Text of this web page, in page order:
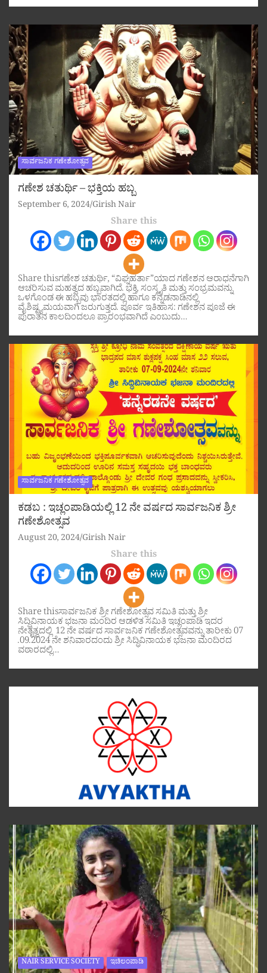
ಸಾರ್ವಜನಿಕ ಗಣೇಶೋತ್ಸವ
ಗಣೇಶ ಚತುರ್ಥಿ – ಭಕ್ತಿಯ ಹಬ್ಬ
September 6, 2024 Girish Nair
Share this
Share thisಗಣೇಶ ಚತುರ್ಥಿ, “ವಿಘ್ನಹರ್ತಾ”ಯಾದ ಗಣೇಶನ ಆರಾಧನೆಗಾಗಿ
ಆಚರಿಸುವ ಮಹತ್ವದ ಹಬ್ಬವಾಗಿದೆ. ಭಕ್ತಿ, ಸಂಸ್ಕೃತಿ ಮತ್ತು ಸಂಭ್ರಮವನ್ನು
ಒಳಗೊಂಡ ಈ ಹಬ್ಬವು ಭಾರತದಲ್ಲಿ ಹಾಗೂ ಕನ್ನಡನಾಡಿನಲ್ಲಿ
ವೈಶಿಷ್ಟ್ಯಮಯವಾಗಿ ಜರುಗುತ್ತದೆ. ಪೂರ್ವ ಇತಿಹಾಸ: ಗಣೇಶನ ಪೂಜೆ ಈ
ಪುರಾತನ ಕಾಲದಿಂದಲೂ ಪ್ರಾರಂಭವಾಗಿದೆ ಎಂಬುದು…
ಸಾರ್ವಜನಿಕ ಗಣೇಶೋತ್ಸವ
ಕಡಬ : ಇಚ್ಲಂಪಾಡಿಯಲ್ಲಿ 12 ನೇ ವರ್ಷದ ಸಾರ್ವಜನಿಕ ಶ್ರೀ
ಗಣೇಶೋತ್ಸವ
August 20, 2024 Girish Nair
Share this
Share thisಸಾರ್ವಜನಿಕ ಶ್ರೀ ಗಣೇಶೋತ್ಸವ ಸಮಿತಿ ಮತ್ತು ಶ್ರೀ
ಸಿದ್ಧಿವಿನಾಯಕ ಭಜನಾ ಮಂದಿರ ಆಡಳಿತ ಸಮಿತಿ ಇಚ್ಲಂಪಾಡಿ ಇದರ
ನೇತೃತ್ವದಲ್ಲಿ 12 ನೇ ವರ್ಷದ ಸಾರ್ವಜನಿಕ ಗಣೇಶೋತ್ಸವವನ್ನು ತಾರೀಕು 07
.09.2024 ನೇ ಶನಿವಾರದಂದು ಶ್ರೀ ಸಿದ್ಧಿವಿನಾಯಕ ಭಜನಾ ಮಂದಿರದ
ವಠಾರದಲ್ಲಿ…
NAIR SERVICE SOCIETY ಇಚಿಲಂಪಾಡಿ